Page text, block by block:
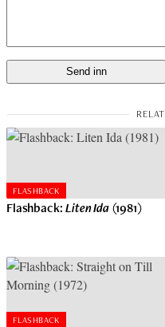
FLASHBACK
Flashback: Liten Ida(1981)
FLASHBACK